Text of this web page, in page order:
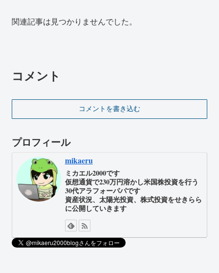
関連記事は見つかりませんでした。
コメント
コメントを書き込む
プロフィール
mikaeru
ミカエル2000です
仮想通貨で230万円溶かし米国株投資を行う
30代アラフォーパパです
資産状況、太陽光投資、株式投資をせきらら
に公開していきます